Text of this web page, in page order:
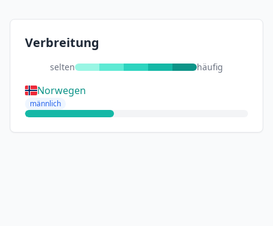
Verbreitung
selten häufig
Norwegen
männlich